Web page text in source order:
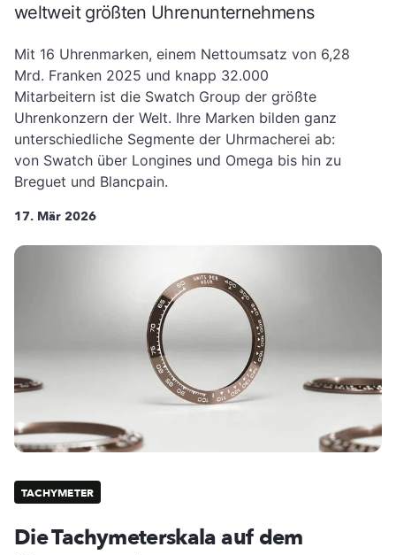
weltweit größten Uhrenunternehmens
Mit 16 Uhrenmarken, einem Nettoumsatz von 6,28
Mrd. Franken 2025 und knapp 32.000
Mitarbeitern ist die Swatch Group der größte
Uhrenkonzern der Welt. Ihre Marken bilden ganz
unterschiedliche Segmente der Uhrmacherei ab:
von Swatch über Longines und Omega bis hin zu
Breguet und Blancpain.
17. Mär 2026
TACHYMETER
Die Tachymeterskala auf dem